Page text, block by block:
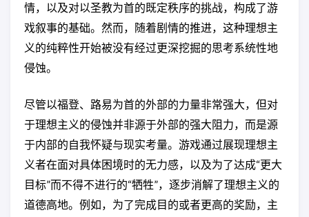
情，以及对以圣教为首的既定秩序的挑战，构成了游
戏叙事的基础。然而，随着剧情的推进，这种理想主
义的纯粹性开始被没有经过更深挖掘的思考系统性地
侵蚀。
尽管以福登、路易为首的外部的力量非常强大，但对
于理想主义的侵蚀并非源于外部的强大阻力，而是源
于内部的自我怀疑与现实考量。游戏通过展现理想主
义者在面对具体困境时的无力感，以及为了达成“更大
目标”而不得不进行的“牺牲”，逐步消解了理想主义的
道德高地。例如，为了完成目的或者更高的奖励，主